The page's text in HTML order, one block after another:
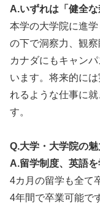
A.いずれは「健全
本学の大学院に進
の下で洞察力、観
カナダにもキャン
います。将来的に
れるような仕事に
す。
Q.大学・大学院の魅
A.留学制度、英語
4カ月の留学も全て
4年間で卒業可能で